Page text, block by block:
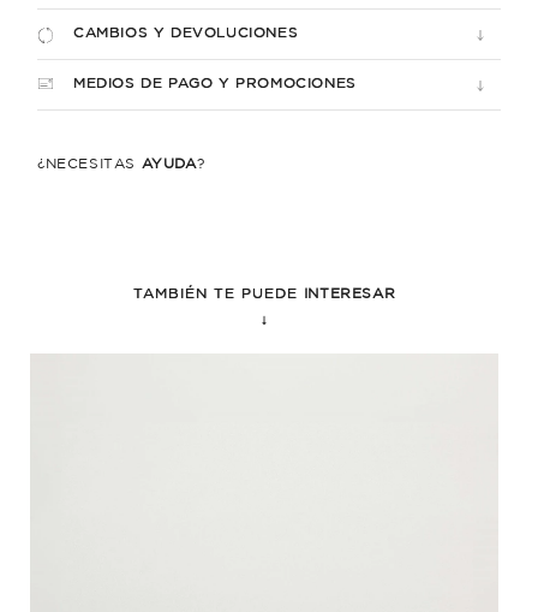
CAMBIOS Y DEVOLUCIONES
MEDIOS DE PAGO Y PROMOCIONES
¿NECESITÁS AYUDA?
TAMBIÉN TE PUEDE
INTERESAR
↓